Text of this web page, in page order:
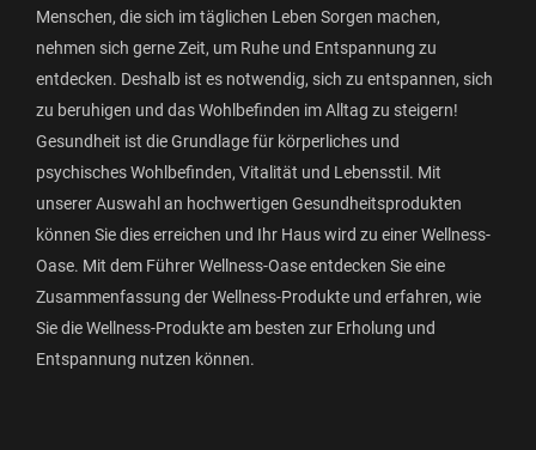
Menschen, die sich im täglichen Leben Sorgen machen,
nehmen sich gerne Zeit, um Ruhe und Entspannung zu
entdecken. Deshalb ist es notwendig, sich zu entspannen, sich
zu beruhigen und das Wohlbefinden im Alltag zu steigern!
Gesundheit ist die Grundlage für körperliches und
psychisches Wohlbefinden, Vitalität und Lebensstil. Mit
unserer Auswahl an hochwertigen Gesundheitsprodukten
können Sie dies erreichen und Ihr Haus wird zu einer Wellness-
Oase. Mit dem Führer Wellness-Oase entdecken Sie eine
Zusammenfassung der Wellness-Produkte und erfahren, wie
Sie die Wellness-Produkte am besten zur Erholung und
Entspannung nutzen können.